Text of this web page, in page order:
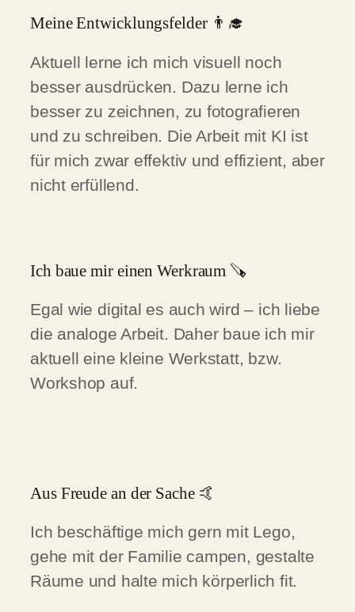
Meine Entwicklungsfelder 👨‍🎓
Aktuell lerne ich mich visuell noch
besser ausdrücken. Dazu lerne ich
besser zu zeichnen, zu fotografieren
und zu schreiben. Die Arbeit mit KI ist
für mich zwar effektiv und effizient, aber
nicht erfüllend.
Ich baue mir einen Werkraum 🪚
Egal wie digital es auch wird – ich liebe
die analoge Arbeit. Daher baue ich mir
aktuell eine kleine Werkstatt, bzw.
Workshop auf.
Aus Freude an der Sache 🤙
Ich beschäftige mich gern mit Lego,
gehe mit der Familie campen, gestalte
Räume und halte mich körperlich fit.